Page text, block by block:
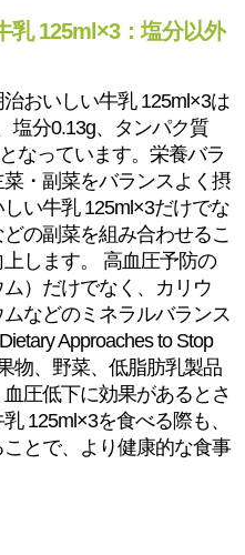
乳 125ml×3：塩分以外
おいしい牛乳 125ml×3は
塩分0.13g、タンパク質
なっています。栄養バラ
・副菜をバランスよく摂
い牛乳 125ml×3だけでな
の副菜を組み合わせるこ
します。 高血圧予防の
）だけでなく、カリウ
などのミネラルバランス
Approaches to Stop
物、野菜、低脂肪乳製品
圧低下に効果があるとさ
125ml×3を食べる際も、
とで、より健康的な食事